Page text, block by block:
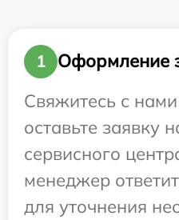
1
Оформление
Свяжитесь с
оставьте заявку
сервисного
менеджер
для уточнения